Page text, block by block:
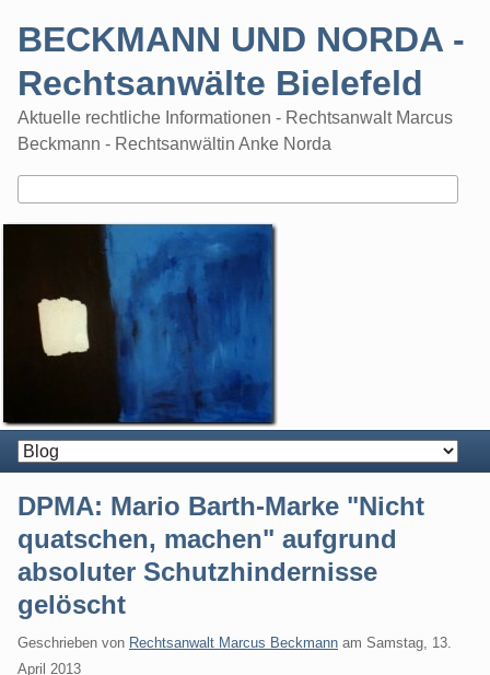
BECKMANN UND NORDA -
Rechtsanwälte Bielefeld
Aktuelle rechtliche Informationen - Rechtsanwalt Marcus
Beckmann - Rechtsanwältin Anke Norda
DPMA: Mario Barth-Marke "Nicht
quatschen, machen" aufgrund
absoluter Schutzhindernisse
gelöscht
Geschrieben von Rechtsanwalt Marcus Beckmann am Samstag, 13.
April 2013